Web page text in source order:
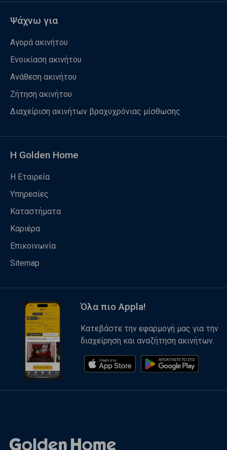
Ψάχνω για
Αγορά ακινήτου
Ενοικίαση ακινήτου
Ανάθεση ακινήτου
Ζήτηση ακινήτου
Διαχείριση ακινήτων βραχυχρόνιας μίσθωσης
Η Golden Home
Η Εταιρεία
Υπηρεσίες
Καταστήματα
Καριέρα
Επικοινωνία
Sitemap
Όλα πιο Appla!
Κατεβάστε την εφαρμογή μας για την
διαχείρηση και αναζήτηση ακινήτων.